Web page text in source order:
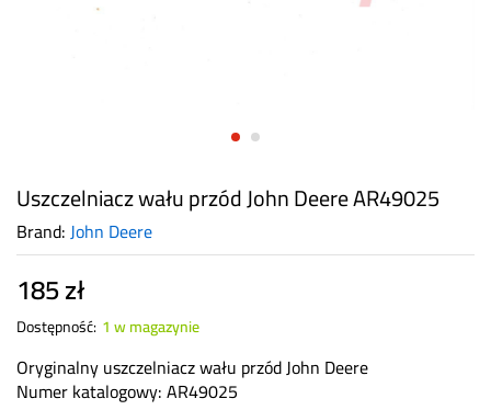
Uszczelniacz wału przód John Deere AR49025
Brand:John Deere
185zł
Dostępność: 1 w magazynie
Oryginalny uszczelniacz wału przód John Deere
Numer katalogowy: AR49025